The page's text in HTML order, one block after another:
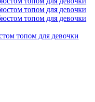
топом для девочки